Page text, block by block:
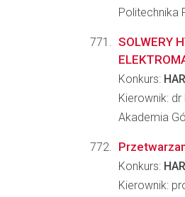
Politechnika
SOLWERY
Konkurs:
Kierownik:
Akademia
Konkurs:
Kierownik: